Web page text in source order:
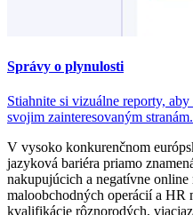
Správy o plynulosti
Stiahnite si vizuálne reporty,
svojim zainteresovaným stranám.
V vysoko konkurenčnom
jazyková bariéra priamo
nakupujúcich a negatívne
maloobchodných operácií a HR
kvalifikácie rôznorodých,